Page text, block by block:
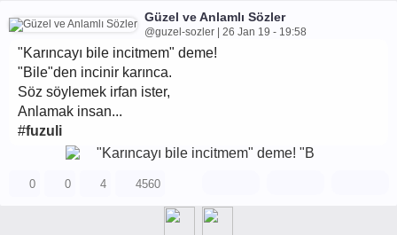
Güzel ve Anlamlı Sözler
@guzel-sozler | 26 Jan 19 - 19:58
"Karıncayı bile incitmem" deme!
"Bile"den incinir karınca.
Söz söylemek irfan ister,
Anlamak insan...
#fuzuli
0 0 4 4560